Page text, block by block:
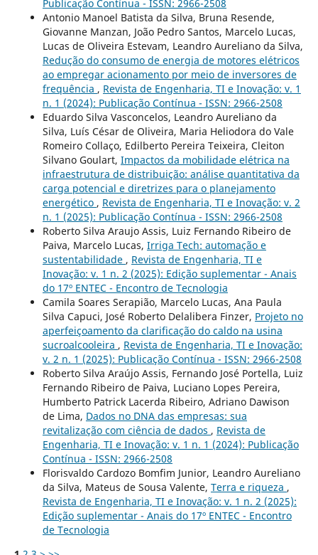
Publicação Contínua - ISSN: 2966-2508
Antonio Manoel Batista da Silva, Bruna Resende,
Giovanne Manzan, João Pedro Santos, Marcelo Lucas,
Lucas de Oliveira Estevam, Leandro Aureliano da Silva,
Redução do consumo de energia de motores elétricos
ao empregar acionamento por meio de inversores de
frequência , Revista de Engenharia, TI e Inovação: v. 1
n. 1 (2024): Publicação Contínua - ISSN: 2966-2508
Eduardo Silva Vasconcelos, Leandro Aureliano da
Silva, Luís César de Oliveira, Maria Heliodora do Vale
Romeiro Collaço, Edilberto Pereira Teixeira, Cleiton
Silvano Goulart, Impactos da mobilidade elétrica na
infraestrutura de distribuição: análise quantitativa da
carga potencial e diretrizes para o planejamento
energético , Revista de Engenharia, TI e Inovação: v. 2
n. 1 (2025): Publicação Contínua - ISSN: 2966-2508
Roberto Silva Araujo Assis, Luiz Fernando Ribeiro de
Paiva, Marcelo Lucas, Irriga Tech: automação e
sustentabilidade , Revista de Engenharia, TI e
Inovação: v. 1 n. 2 (2025): Edição suplementar - Anais
do 17º ENTEC - Encontro de Tecnologia
Camila Soares Serapião, Marcelo Lucas, Ana Paula
Silva Capuci, José Roberto Delalibera Finzer, Projeto no
aperfeiçoamento da clarificação do caldo na usina
sucroalcooleira , Revista de Engenharia, TI e Inovação:
v. 2 n. 1 (2025): Publicação Contínua - ISSN: 2966-2508
Roberto Silva Araújo Assis, Fernando José Portella, Luiz
Fernando Ribeiro de Paiva, Luciano Lopes Pereira,
Humberto Patrick Lacerda Ribeiro, Adriano Dawison
de Lima, Dados no DNA das empresas: sua
revitalização com ciência de dados , Revista de
Engenharia, TI e Inovação: v. 1 n. 1 (2024): Publicação
Contínua - ISSN: 2966-2508
Florisvaldo Cardozo Bomfim Junior, Leandro Aureliano
da Silva, Mateus de Sousa Valente, Terra e riqueza ,
Revista de Engenharia, TI e Inovação: v. 1 n. 2 (2025):
Edição suplementar - Anais do 17º ENTEC - Encontro
de Tecnologia